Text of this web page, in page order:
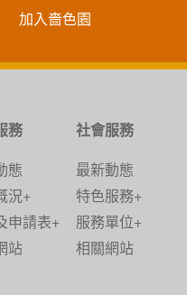
加入嗇色園
務
態
況+
申請表+
站
社會服務
最新動態
特色服務+
服務單位+
相關網站